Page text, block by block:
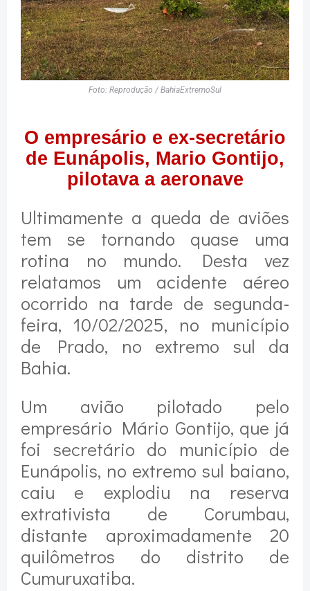
Foto: Reprodução / BahiaExtremoSul
O empresário e ex-secretário
de Eunápolis, Mario Gontijo,
pilotava a aeronave
Ultimamente a queda de aviões
tem se tornando quase uma
rotina no mundo. Desta vez
relatamos um acidente aéreo
ocorrido na tarde de segunda-
feira, 10/02/2025, no município
de Prado, no extremo sul da
Bahia.
Um avião pilotado pelo
empresário Mário Gontijo, que já
foi secretário do município de
Eunápolis, no extremo sul baiano,
caiu e explodiu na reserva
extrativista de Corumbau,
distante aproximadamente 20
quilômetros do distrito de
Cumuruxatiba.